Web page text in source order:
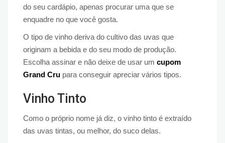
do seu cardápio, apenas procurar uma que se
enquadre no que você gosta.
O tipo de vinho deriva do cultivo das uvas que
originam a bebida e do seu modo de produção.
Escolha assinar e não deixe de usar um cupom
Grand Cru para conseguir apreciar vários tipos.
Vinho Tinto
Como o próprio nome já diz, o vinho tinto é extraído
das uvas tintas, ou melhor, do suco delas.